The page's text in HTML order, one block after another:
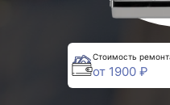
Стоимость
от 1900 ₽